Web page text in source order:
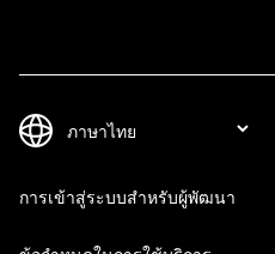
การเข้าสู่ระบบสำหรับผู้พัฒนา